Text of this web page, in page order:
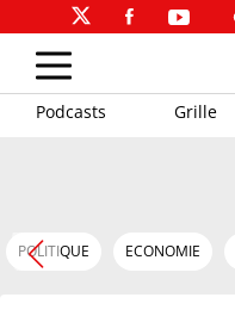
Podcasts Grille
POLITIQUE ECONOMIE